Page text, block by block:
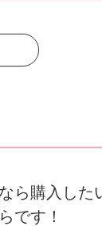
ら購入した
です！